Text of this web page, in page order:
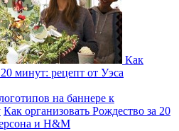
Как
минут: рецепт от Уэса
на баннере к
Как организовать Рождество за 20
и H&M